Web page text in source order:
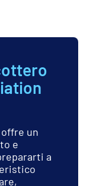
su
di
pratico su
per
secondo